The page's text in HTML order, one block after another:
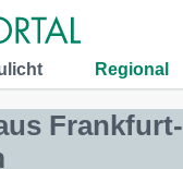
Regional
Frankfurt-